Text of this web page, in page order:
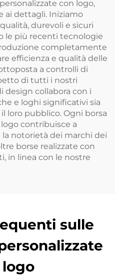
con logo,
ai dettagli. Iniziamo
durevoli e sicuri
le più recenti tecnologie
completamente
efficienza e qualità delle
a controlli di
di tutti i nostri
design collabora con i
e loghi significativi sia
loro pubblico. Ogni borsa
contribuisce a
notorietà dei marchi dei
borse realizzate con
in linea con le nostre
sulle